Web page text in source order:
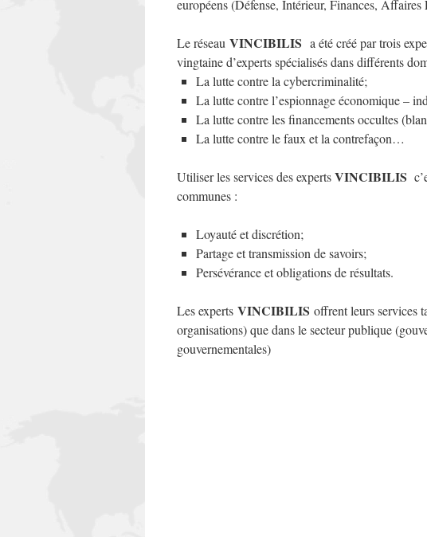
européens (Défense, Intérieur, Finances, Affaires
Le réseau VINCIBILIS a été créé par trois
vingtaine d’experts spécialisés dans différents
La lutte contre la cybercriminalité;
La lutte contre l’espionnage économique –
La lutte contre les financements occultes
La lutte contre le faux et la contrefaçon…
Utiliser les services des expertsVINCIBILIS
communes :
Loyauté et discrétion;
Partage et transmission de savoirs;
Persévérance et obligations de résultats.
Les experts VINCIBILIS offrent leurs services
organisations) que dans le secteur publique
gouvernementales)